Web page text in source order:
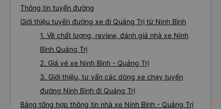
Thông tin tuyến đường
Giới thiệu tuyến đường xe đi Quảng Trị từ Ninh Bình
1. Về chất lượng, review, đánh giá nhà xe Ninh
Bình Quảng Trị
2. Giá vé xe Ninh Bình - Quảng Trị
3. Giới thiệu, tư vấn các dòng xe chạy tuyến
đường Ninh Bình đi Quảng Trị
Bảng tổng hợp thông tin nhà xe Ninh Bình - Quảng Trị